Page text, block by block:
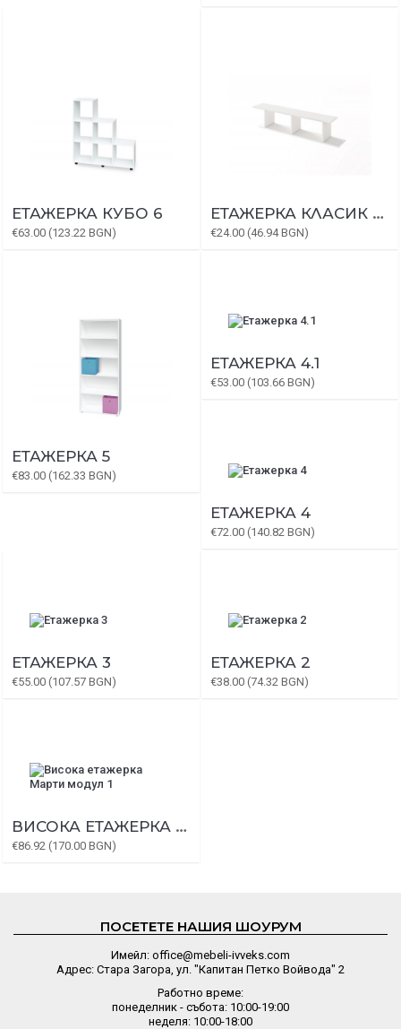
ЕТАЖЕРКА КУБО 6
€63.00 (123.22 BGN)
ЕТАЖЕРКА КЛАСИК 913
€24.00 (46.94 BGN)
ЕТАЖЕРКА 5
€83.00 (162.33 BGN)
ЕТАЖЕРКА 4.1
€53.00 (103.66 BGN)
ЕТАЖЕРКА 4
€72.00 (140.82 BGN)
ЕТАЖЕРКА 3
€55.00 (107.57 BGN)
ЕТАЖЕРКА 2
€38.00 (74.32 BGN)
ВИСОКА ЕТАЖЕРКА МАРТИ МОДУЛ 1
€86.92 (170.00 BGN)
ПОСЕТЕТЕ НАШИЯ ШОУРУМ
Имейл: office@mebeli-ivveks.com
Адрес: Стара Загора, ул. "Капитан Петко Войвода" 2
Работно време:
понеделник - събота: 10:00-19:00
неделя: 10:00-18:00